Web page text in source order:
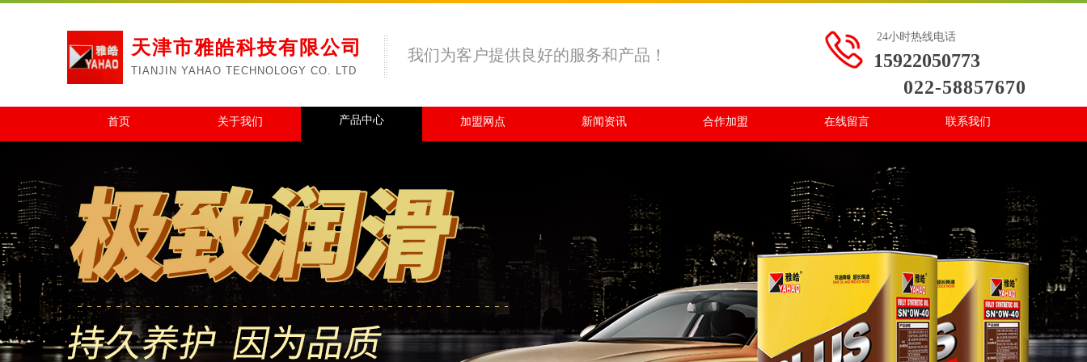
24小时热线电话
我们为客户提供良好的服务和产品！
TIANJIN YAHAO TECHNOLOGY CO. LTD
天津市雅皓科技有限公司
15922050773
022-58857670
首页 关于我们 产品中心 加盟网点 新闻资讯 合作加盟 在线留言 联系我们